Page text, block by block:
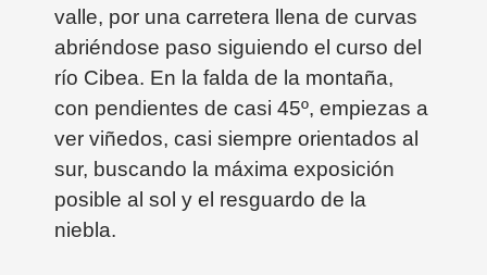
valle, por una carretera llena de curvas
abriéndose paso siguiendo el curso del
río Cibea. En la falda de la montaña,
con pendientes de casi 45º, empiezas a
ver viñedos, casi siempre orientados al
sur, buscando la máxima exposición
posible al sol y el resguardo de la
niebla.